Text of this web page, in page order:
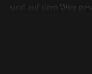
sind auf dem Weg